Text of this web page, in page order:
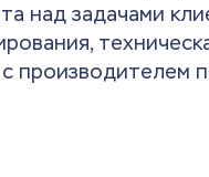
над задачами
производителем